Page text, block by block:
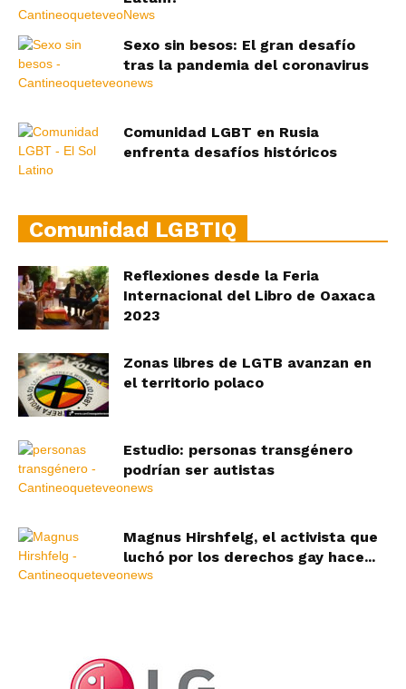
Sexo sin besos: El gran desafío
tras la pandemia del coronavirus
Comunidad LGBT en Rusia
enfrenta desafíos históricos
Comunidad LGBTIQ
Reflexiones desde la Feria
Internacional del Libro de Oaxaca
2023
Zonas libres de LGTB avanzan en
el territorio polaco
Estudio: personas transgénero
podrían ser autistas
Magnus Hirshfelg, el activista que
luchó por los derechos gay hace...